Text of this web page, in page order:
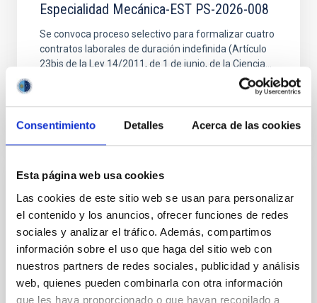
Consentimiento Detalles Acerca de las cookies
Esta página web usa cookies
Las cookies de este sitio web se usan para personalizar
el contenido y los anuncios, ofrecer funciones de redes
sociales y analizar el tráfico. Además, compartimos
información sobre el uso que haga del sitio web con
nuestros partners de redes sociales, publicidad y análisis
web, quienes pueden combinarla con otra información
que les haya proporcionado o que hayan recopilado a
Especialidad Mecánica-EST PS-2026-008
Se convoca proceso selectivo para formalizar cuatro
contratos laborales de duración indefinida (Artículo
23bis de la Ley 14/2011, de 1 de junio, de la Ciencia...
Dos contratos - Ingeniería Especialidad
Mecánica- GTCAO.PS-2026-057
Se convoca proceso selectivo para formalizar un
contrato laboral de duración indefinida (Artículo 23bis
de la Ley 14/2011, de 1 de junio, de la Ciencia, la...